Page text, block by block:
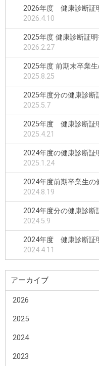
2026年度 健康診断証
2026.4.10
2025年度 健康診断証
2026.2.27
2025年度 前期末卒業
2025.8.25
2025年度分の健康診断
2025.5.7
2025年度 健康診断証
2025.4.21
2024年度の健康診断証
2025.1.24
2024年度前期卒業生の
2024.8.19
2024年度分の健康診断
2024.5.9
2024年度 健康診断証
2024.4.11
アーカイブ
2026
2025
2024
2023